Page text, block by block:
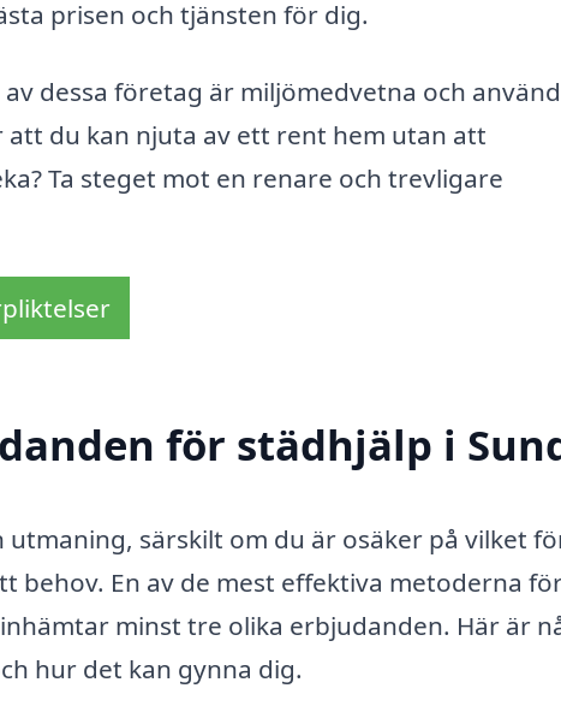
prisen och tjänsten för dig.
dessa företag är miljömedvetna och
du kan njuta av ett rent hem utan att
Ta steget mot en renare och trevligare
för städhjälp i
utmaning, särskilt om du är osäker på vilket
behov. En av de mest effektiva metoderna
minst tre olika erbjudanden. Här är
hur det kan gynna dig.